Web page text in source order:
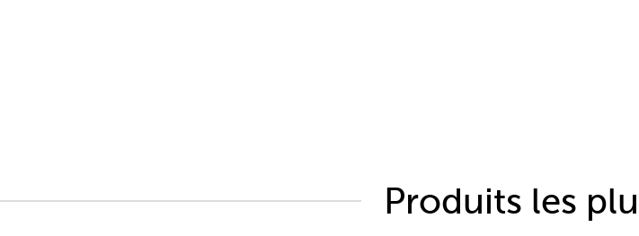
Produits les